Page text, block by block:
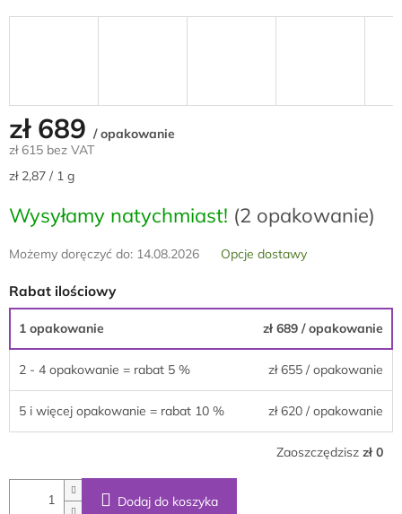
zł 689 / opakowanie
zł 615 bez VAT
Cena
zł 2,87 / 1 g
Wysyłamy natychmiast! (2 opakowanie)
Możemy doręczyć do: 14.08.2026 Opcje dostawy
Rabat ilościowy
1 opakowanie zł 689 / opakowanie
2 - 4 opakowanie = rabat 5 % zł 655 / opakowanie
5 i więcej opakowanie = rabat 10 % zł 620 / opakowanie
Zaoszczędzisz zł 0
Dodaj do koszyka